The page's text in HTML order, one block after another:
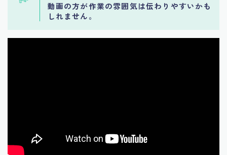
動画の方が作業の雰囲気は伝わりやすいかも
しれません。